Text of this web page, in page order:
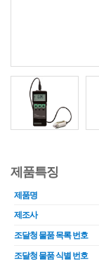
제품특징
제품명
제조사
조달청 물품 목록 번호
조달청 물품 식별 번호